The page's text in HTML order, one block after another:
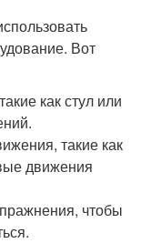
Вот
как стул или
такие как
движения
чтобы